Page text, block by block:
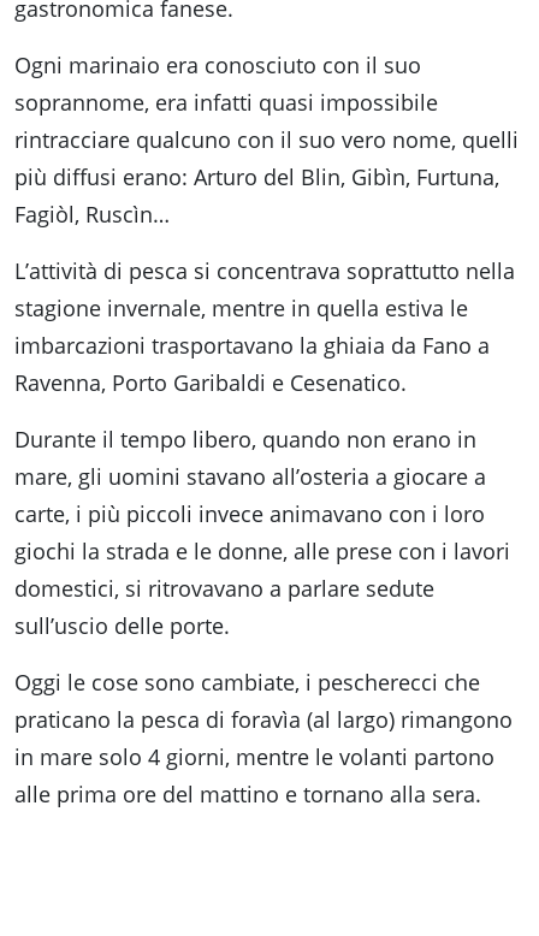
gastronomica fanese.
Ogni marinaio era conosciuto con il suo
soprannome, era infatti quasi impossibile
rintracciare qualcuno con il suo vero nome, quelli
più diffusi erano: Arturo del Blin, Gibìn, Furtuna,
Fagiòl, Ruscìn…
L’attività di pesca si concentrava soprattutto nella
stagione invernale, mentre in quella estiva le
imbarcazioni trasportavano la ghiaia da Fano a
Ravenna, Porto Garibaldi e Cesenatico.
Durante il tempo libero, quando non erano in
mare, gli uomini stavano all’osteria a giocare a
carte, i più piccoli invece animavano con i loro
giochi la strada e le donne, alle prese con i lavori
domestici, si ritrovavano a parlare sedute
sull’uscio delle porte.
Oggi le cose sono cambiate, i pescherecci che
praticano la pesca di foravìa (al largo) rimangono
in mare solo 4 giorni, mentre le volanti partono
alle prima ore del mattino e tornano alla sera.